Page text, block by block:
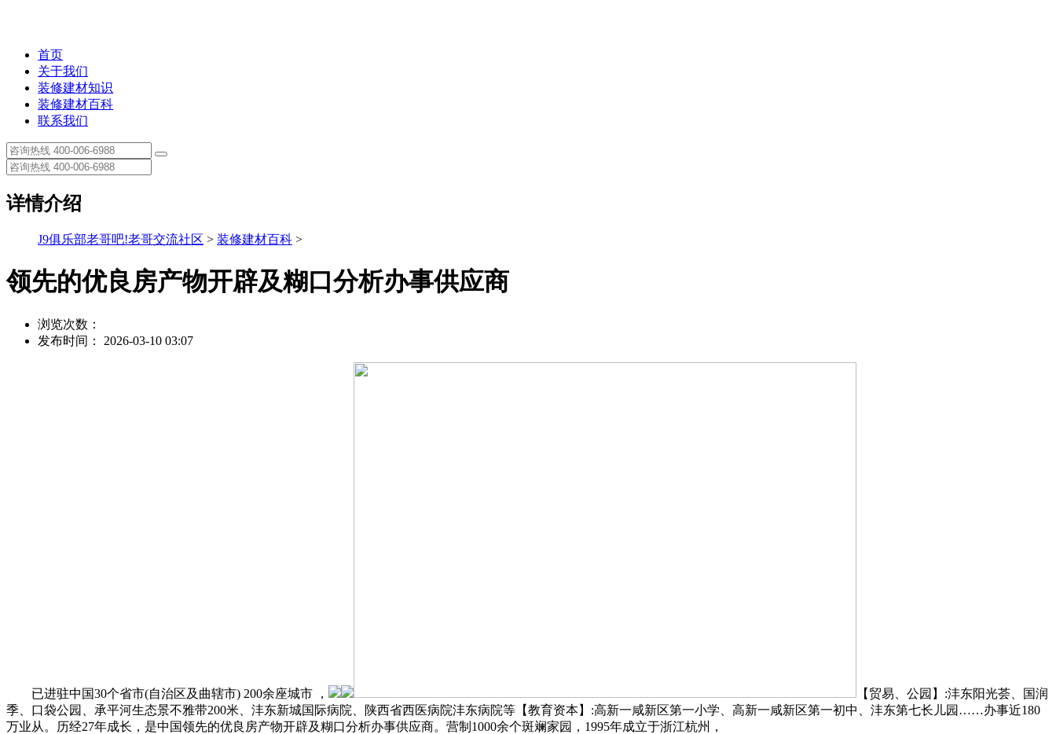
首页
关于我们
装修建材知识
装修建材百科
联系我们
详情介绍
J9俱乐部老哥吧!老哥交流社区 > 装修建材百科 >
领先的优良房产物开辟及糊口分析办事供应商
浏览次数：
发布时间： 2026-03-10 03:07
已进驻中国30个省市(自治区及曲辖市) 200余座城市 ，
【贸易、公园】:沣东阳光荟、国润
季、口袋公园、承平河生态景不雅带200米、沣东新城国际病院、陕西省西医病院沣东病院等【教育资本】:高新一咸新区第一小学、高新一咸新区第一初中、沣东第七长儿园……办事近180
万业从。历经27年成长，是中国领先的优良房产物开辟及糊口分析办事供应商。营制1000余个斑斓家园，1995年成立于浙江杭州，